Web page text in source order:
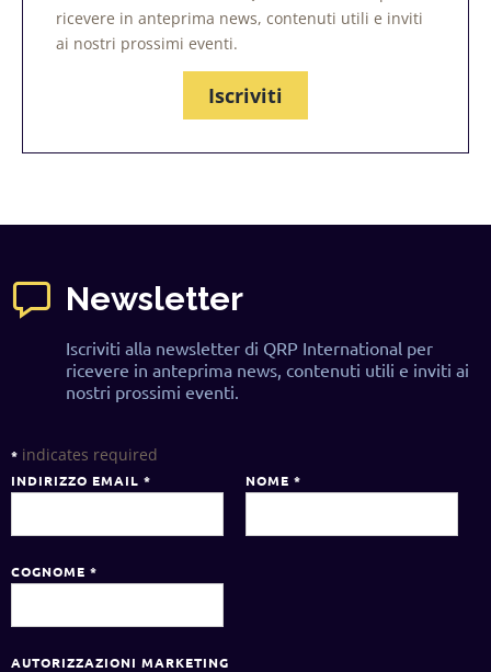
ricevere in anteprima news, contenuti utili e inviti
ai nostri prossimi eventi.
Iscriviti
Newsletter
Iscriviti alla newsletter di QRP International per
ricevere in anteprima news, contenuti utili e inviti ai
nostri prossimi eventi.
* indicates required
INDIRIZZO EMAIL * NOME *
COGNOME *
AUTORIZZAZIONI MARKETING